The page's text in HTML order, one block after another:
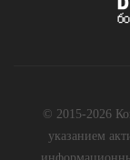
© 2015-2026
указанием